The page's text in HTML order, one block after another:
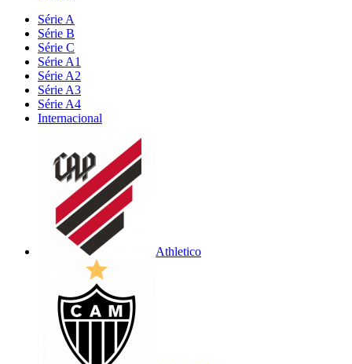
Série A
Série B
Série C
Série A1
Série A2
Série A3
Série A4
Internacional
Athletico